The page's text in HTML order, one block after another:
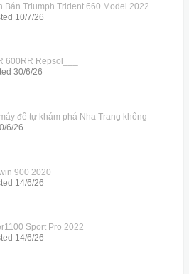
Bán Triumph Trident 660 Model 2022
10/7/26
600RR Repsol___
30/6/26
để tự khám phá Nha Trang không
6/26
900 2020
14/6/26
Sport Pro 2022
14/6/26